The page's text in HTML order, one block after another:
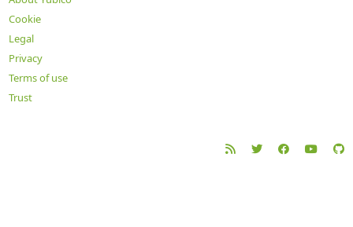
Cookie
Legal
Privacy
Terms of use
Trust